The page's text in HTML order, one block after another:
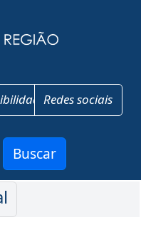
Redes sociais
Buscar